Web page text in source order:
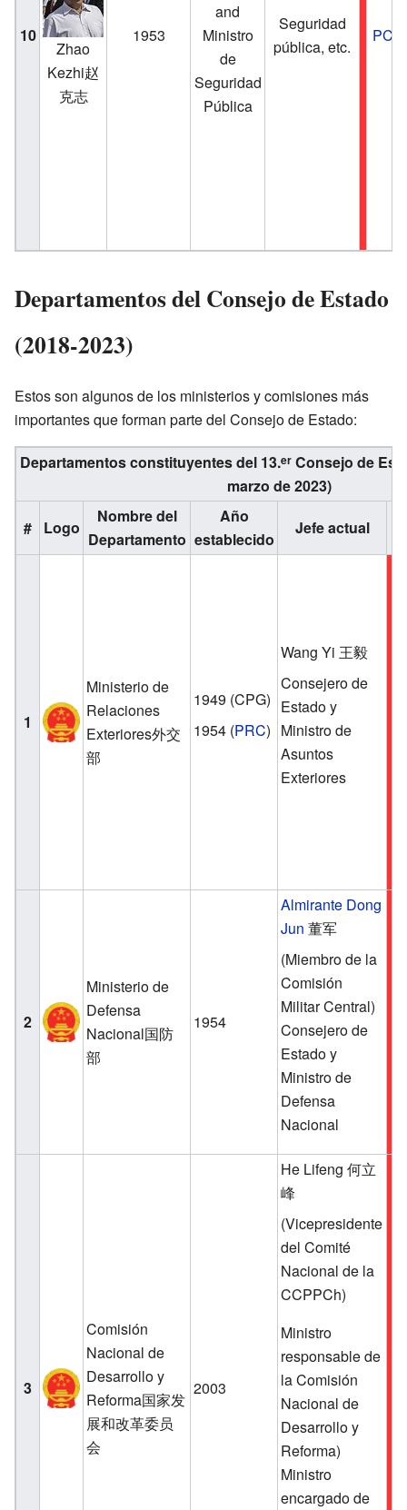
10
Zhao
Kezhi赵
克志
1953
and
Ministro
de
Seguridad
Pública
Seguridad
pública, etc.
Departamentos del Consejo de Estado
(2018-2023)
Estos son algunos de los ministerios y comisiones más
importantes que forman parte del Consejo de Estado:
Departamentos constituyentes del 13.erConsejo de
marzo de 2023)
#
Logo
Nombre del
Departamento
Año
establecido
Jefe actual
1
Ministerio de
Relaciones
Exteriores外交
部
1949 (CPG)
1954 (PRC)
Wang Yi 王毅
Consejero de
Estado y
Ministro de
Asuntos
Exteriores
2
Ministerio de
Defensa
Nacional国防
部
1954
Almirante Dong
Jun 董军
(Miembro de la
Comisión
Militar Central)
Consejero de
Estado y
Ministro de
Defensa
Nacional
3
Comisión
Nacional de
Desarrollo y
Reforma国家发
展和改革委员
会
2003
He Lifeng 何立
峰
(Vicepresidente
del Comité
Nacional de la
CCPPCh)
Ministro
responsable de
la Comisión
Nacional de
Desarrollo y
Reforma)
Ministro
encargado de